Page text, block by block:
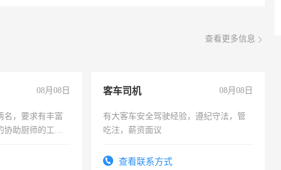
查看更多信息
08月08日
名，要求有丰富
协助厨师的工
客车司机 08月08日
有大客车安全驾驶经验，遵纪守法，管
吃注，薪资面议
查看联系方式